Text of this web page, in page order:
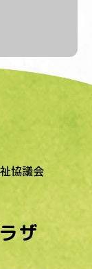
協議会
ザ